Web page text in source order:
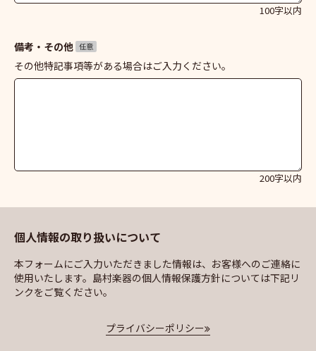
100字以内
備考・その他 任意
その他特記事項等がある場合はご入力ください。
200字以内
個人情報の取り扱いについて
本フォームにご入力いただきました情報は、お客様へのご連絡に
使用いたします。島村楽器の個人情報保護方針については下記リ
ンクをご覧ください。
プライバシーポリシー